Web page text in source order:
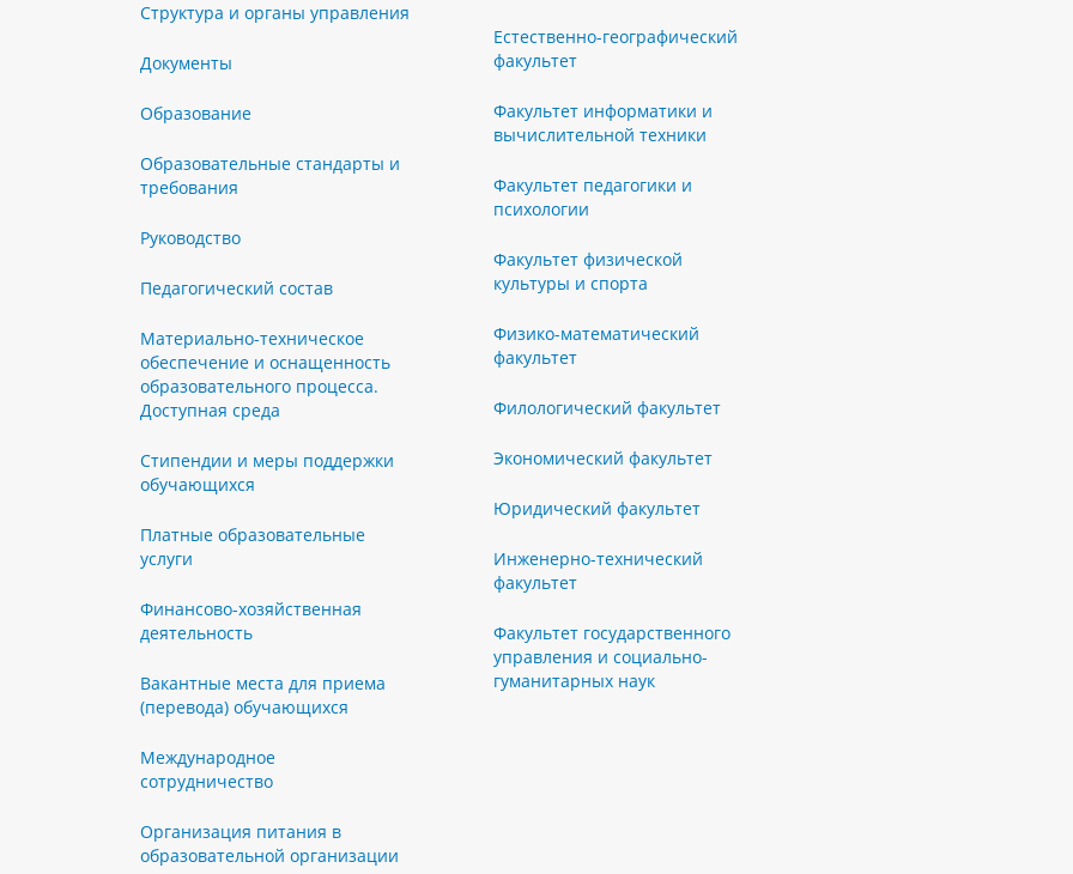
Структура и органы управления
Документы
Образование
Образовательные стандарты и
требования
Руководство
Педагогический состав
Материально-техническое
обеспечение и оснащенность
образовательного процесса.
Доступная среда
Стипендии и меры поддержки
обучающихся
Платные образовательные
услуги
Финансово-хозяйственная
деятельность
Вакантные места для приема
(перевода) обучающихся
Международное
сотрудничество
Организация питания в
образовательной организации
Естественно-географический
факультет
Факультет информатики и
вычислительной техники
Факультет педагогики и
психологии
Факультет физической
культуры и спорта
Физико-математический
факультет
Филологический факультет
Экономический факультет
Юридический факультет
Инженерно-технический
факультет
Факультет государственного
управления и социально-
гуманитарных наук